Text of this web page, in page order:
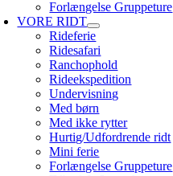
Forlængelse Gruppeture
VORE RIDT
Rideferie
Ridesafari
Ranchophold
Rideekspedition
Undervisning
Med børn
Med ikke rytter
Hurtig/Udfordrende ridt
Mini ferie
Forlængelse Gruppeture